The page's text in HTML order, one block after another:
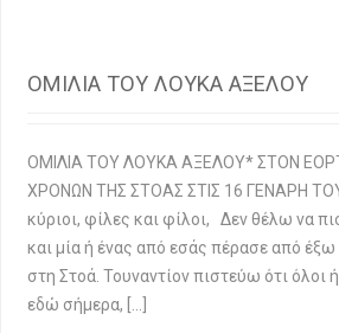
ΟΜΙΛΙΑ ΤΟΥ ΛΟΥΚΑ ΑΞΕΛΟΥ
ΟΜΙΛΙΑ ΤΟΥ ΛΟΥΚΑ ΑΞΕΛΟΥ* ΣΤΟΝ
ΧΡΟΝΩΝ ΤΗΣ ΣΤΟΑΣ ΣΤΙΣ 16 ΓΕΝΑΡΗ ΤΟΥ
κύριοι, φίλες και φίλοι, Δεν θέλω να
και μία ή ένας από εσάς πέρασε από
στη Στοά. Τουναντίον πιστεύω ότι όλοι
εδώ σήμερα, […]